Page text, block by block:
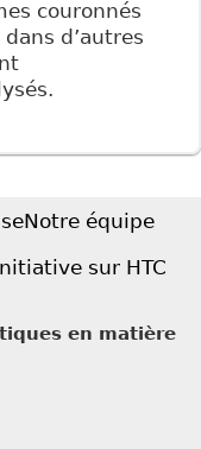
couronnés
d’autres
Notre équipe
sur HTC
en matière